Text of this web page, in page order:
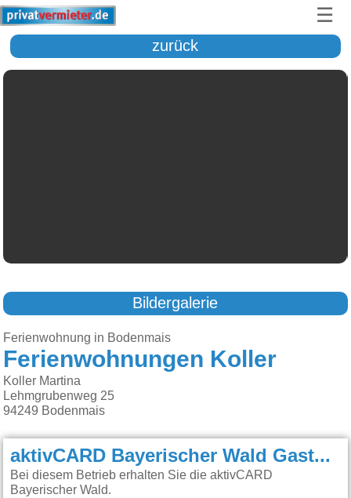
☰
zurück
Bildergalerie
Ferienwohnung in Bodenmais
Ferienwohnungen Koller
Koller Martina
Lehmgrubenweg 25
94249 Bodenmais
aktivCARD Bayerischer Wald Gastgeber:
Bei diesem Betrieb erhalten Sie die aktivCARD
Bayerischer Wald.